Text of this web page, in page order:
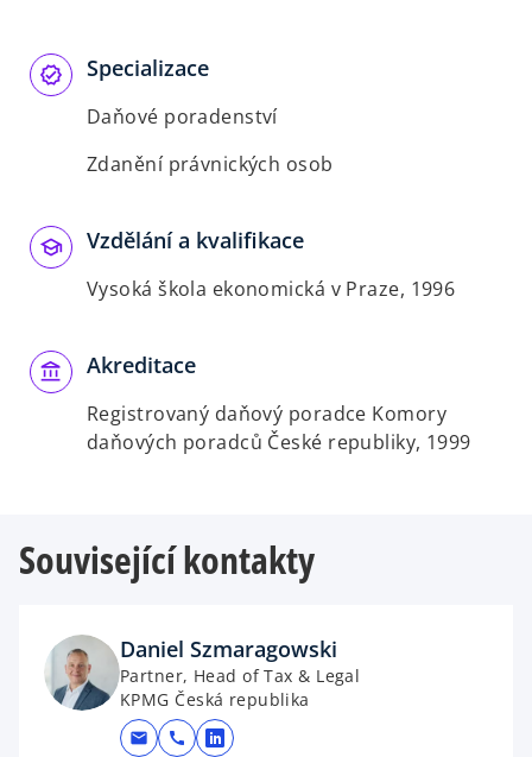
Specializace
Daňové poradenství
Zdanění právnických osob
Vzdělání a kvalifikace
Vysoká škola ekonomická v Praze, 1996
Akreditace
Registrovaný daňový poradce Komory
daňových poradců České republiky, 1999
Související kontakty
Daniel Szmaragowski
Partner, Head of Tax & Legal
KPMG Česká republika
mail call opens in a new tab